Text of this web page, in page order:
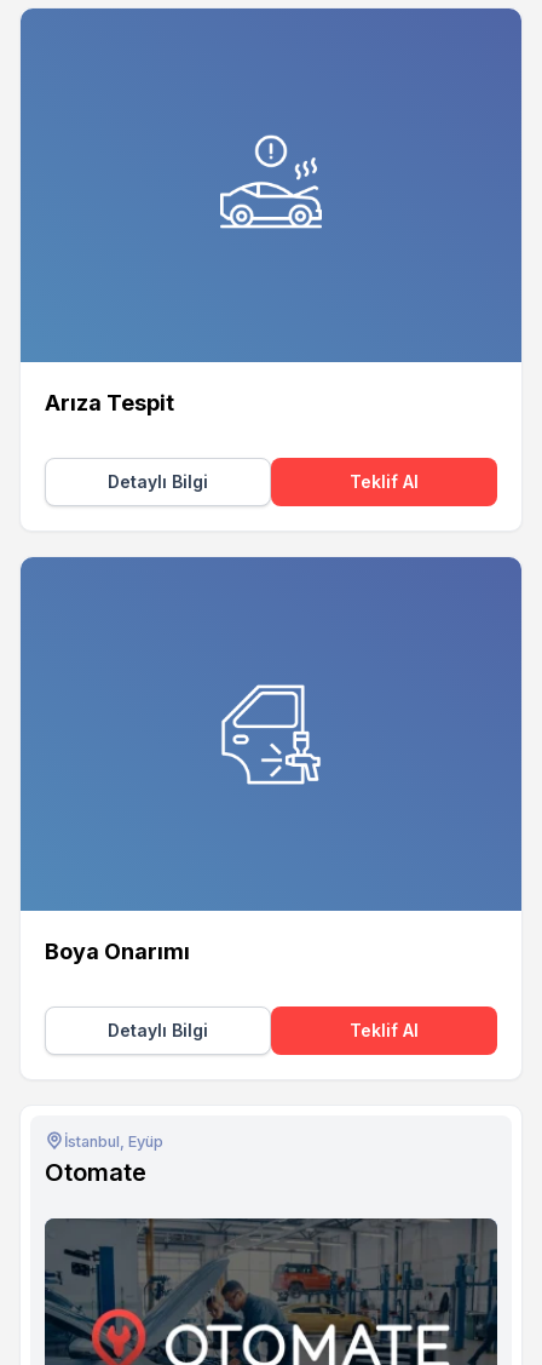
Arıza Tespit
Detaylı Bilgi Teklif Al
Boya Onarımı
Detaylı Bilgi Teklif Al
İstanbul, Eyüp
Otomate